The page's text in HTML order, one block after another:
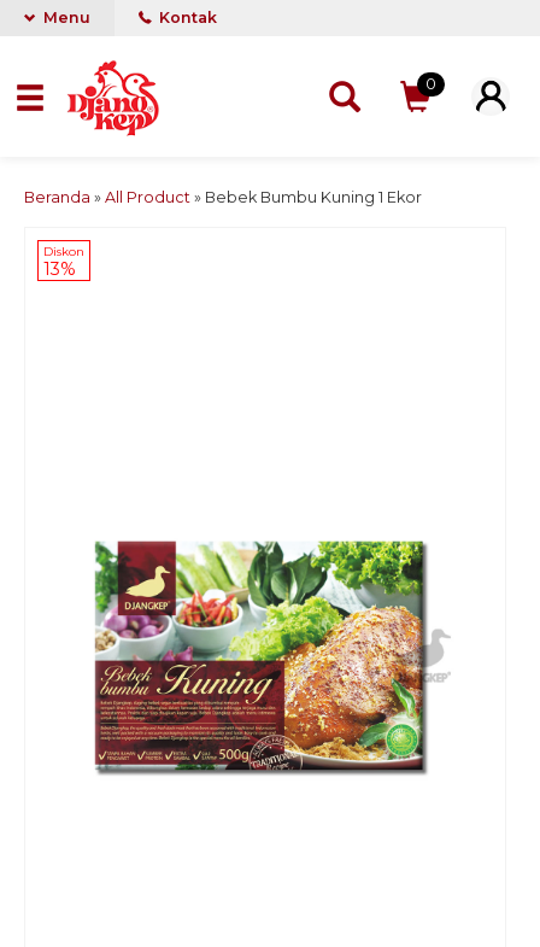
Menu Kontak
0
Beranda » All Product » Bebek Bumbu Kuning 1 Ekor
Diskon
13%